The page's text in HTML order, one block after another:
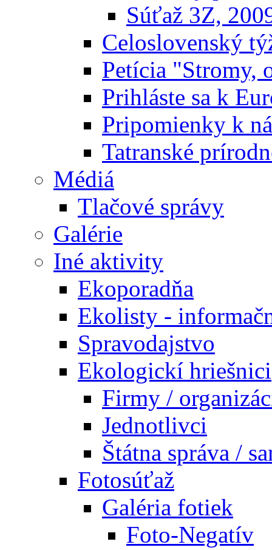
Súťaž 3Z,
Celoslovenský
Petícia "Stromy,
Prihláste sa k
Pripomienky k
Tatranské
Médiá
Tlačové správy
Galérie
Iné aktivity
Ekoporadňa
Ekolisty -
Spravodajstvo
Ekologickí hriešnici
Firmy /
Jednotlivci
Štátna správa /
Fotosúťaž
Galéria fotiek
Foto-Negatív